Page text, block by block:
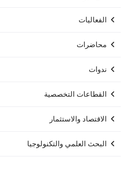
الفعاليات
محاضرات
ندوات
القطاعات التخصصية
الاقتصاد والاستثمار
البحث العلمي والتكنولوجيا